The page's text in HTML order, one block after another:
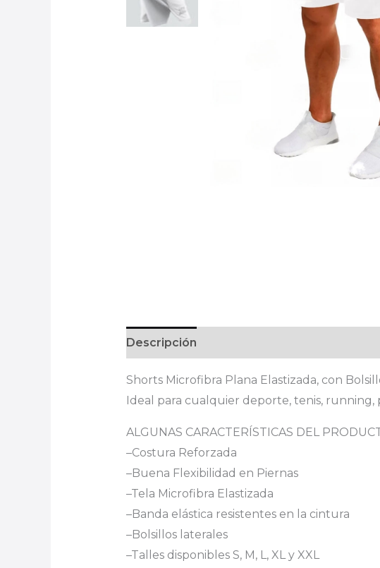
Descripción
Shorts Microfibra Plana Elastizada, con
Ideal para cualquier deporte, tenis,
ALGUNAS CARACTERÍSTICAS DEL
–Costura Reforzada
–Buena Flexibilidad en Piernas
–Tela Microfibra Elastizada
–Banda elástica resistentes en la cintura
–Bolsillos laterales
–Talles disponibles S, M, L, XL y XXL